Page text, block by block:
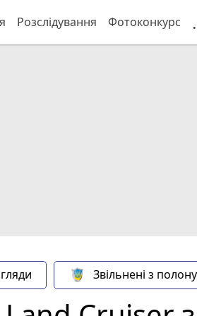
Розслідування Фотоконкурс
Звільнені з полону